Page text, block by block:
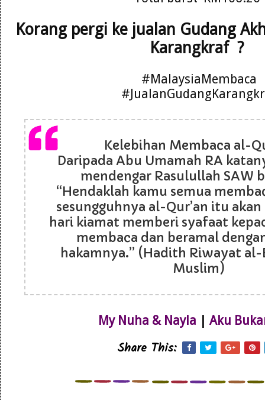
Korang pergi ke jualan Gudang
Karangkraf ?
#MalaysiaMembaca
Kelebihan Membaca al-
Daripada Abu Umamah RA
mendengar Rasulullah SAW
“Hendaklah kamu semua
sesungguhnya al-Qur’an itu
hari kiamat memberi syafaat
membaca dan beramal
hakamnya.” (Hadith Riwayat
Muslim)
My Nuha & Nayla | Aku
Share This: